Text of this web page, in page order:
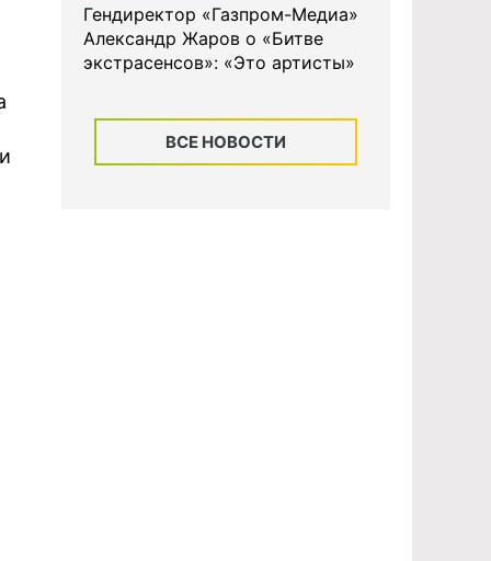
Гендиректор «Газпром-Медиа»
Александр Жаров о «Битве
экстрасенсов»: «Это артисты»
ВСЕ НОВОСТИ